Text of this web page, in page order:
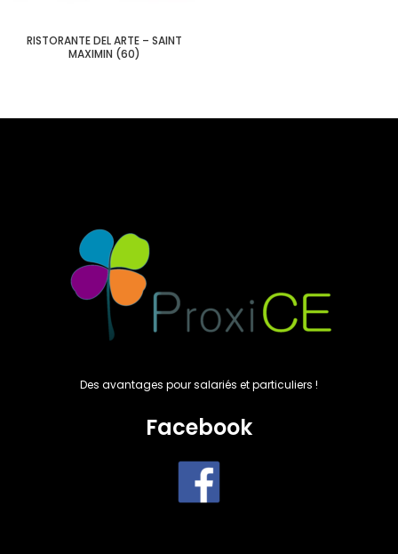
RISTORANTE DEL ARTE – SAINT
MAXIMIN (60)
Des avantages pour salariés et particuliers !
Facebook